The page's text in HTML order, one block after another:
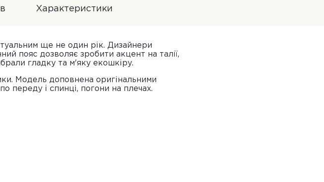
Характеристики
ще не один рік. Дизайнери
пояс дозволяє зробити акцент на талії,
гладку та м'яку екошкіру.
Модель доповнена оригінальними
переду і спинці, погони на плечах.